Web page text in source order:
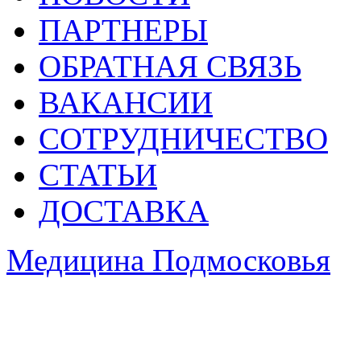
ПАРТНЕРЫ
ОБРАТНАЯ СВЯЗЬ
ВАКАНСИИ
СОТРУДНИЧЕСТВО
СТАТЬИ
ДОСТАВКА
Медицина Подмосковья